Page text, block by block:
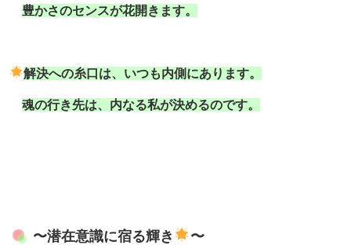
豊かさのセンスが花開きます。
解決への糸口は、いつも内側にあります。
魂の行き先は、内なる私が決めるのです。
〜潜在意識に宿る輝き 〜